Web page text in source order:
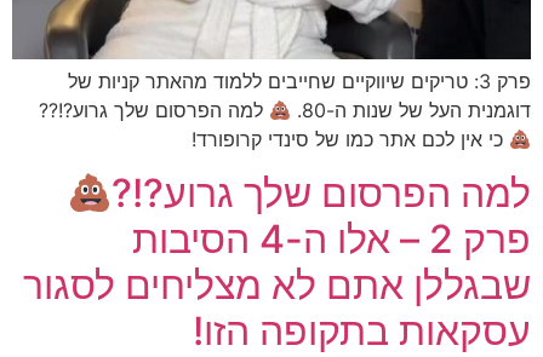
פרק 3: טריקים שיווקיים שחייבים ללמוד מהאתר קניות של
דוגמנית העל של שנות ה-80.
למה הפרסום שלך גרוע?!??
כי אין לכם אתר כמו של סינדי קרופורד!
למה הפרסום שלך גרוע?!?
פרק 2 – אלו ה-4 הסיבות
שבגללן אתם לא מצליחים לסגור
עסקאות בתקופה הזו!